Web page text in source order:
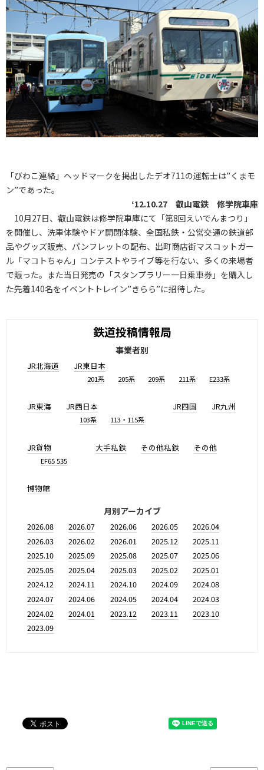
「びわこ連絡」ヘッドマークを掲出したデオ711の運転士は”くまモ
ン”であった。
‘12.10.27 叡山電鉄 修学院車庫
10月27日、叡山電鉄は修学院車庫にて「第8回えいでんまつり」
を開催し、洗車体験やドア開閉体験、全国私鉄・公営交通の鉄道部
品やグッズ販売、パンフレットの配布、出町商店街マスコットガー
ル「マコトちゃん」コンテストやライブ等を行ない、多くの来場者
で賑った。また当日発売の「スタンプラリー一日乗車券」を購入し
た先着140名をイベントトレイン”きらら”に招待した。
鉄道投稿情報局
事業者別
JR北海道 JR東日本
201系 205系 209系 211系 E233系
JR東海 JR西日本
103系 113・115系
JR四国 JR九州
JR貨物
EF65 535
大手私鉄 その他私鉄 その他
博物館
月別アーカイブ
2026.08 2026.07 2026.06 2026.05
2026.04
2026.03
2026.02 2026.01 2025.12
2025.11
2025.10
2025.09 2025.08 2025.07
2025.06
2025.05
2025.04 2025.03 2025.02
2025.01
2024.12
2024.11 2024.10 2024.09
2024.08
2024.07
2024.06 2024.05 2024.04
2024.03
2024.02
2024.01 2023.12 2023.11
2023.10
2023.09